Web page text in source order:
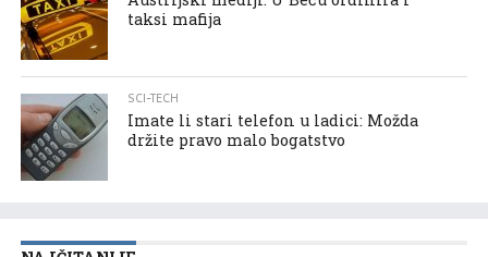
taksi mafija
SCI-TECH
Imate li stari telefon u ladici: Možda
držite pravo malo bogatstvo